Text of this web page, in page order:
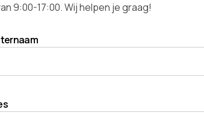
9:00-17:00. Wij helpen je graag!